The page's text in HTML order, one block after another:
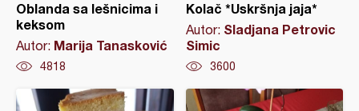
Oblanda sa lešnicima i
keksom
Autor: Marija Tanasković
4818
Kolač *Uskršnja jaja*
Autor: Sladjana Petrovic
Simic
3600